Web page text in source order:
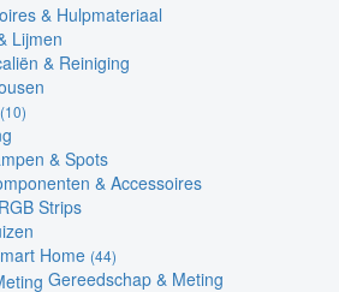
& Hulpmateriaal
Lijmen
& Reiniging
(10)
& Spots
& Accessoires
Strips
Home (44)
Gereedschap & Meting